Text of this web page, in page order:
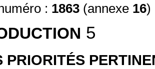
: 1863 (annexe 16)
5
PRIORITÉS